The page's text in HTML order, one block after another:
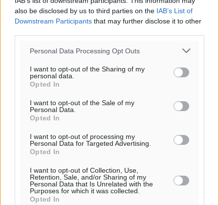
also be disclosed by us to third parties on the IAB’s List of
Downstream Participants that may further disclose it to other
Personal Data Processing Opt Outs
I want to opt-out of the Sharing of my
personal data.
Opted In
I want to opt-out of the Sale of my
Personal Data.
Opted In
I want to opt-out of processing my
Personal Data for Targeted Advertising.
Opted In
I want to opt-out of Collection, Use,
Retention, Sale, and/or Sharing of my
Personal Data that Is Unrelated with the
Purposes for which it was collected.
Opted In
Συναυλία με τον Γιάννη Κότσιρα στις 21 Αυγούστου
Έκτακτη συνεδρίαση της Δημοτικής Επιτροπής Ρόδου
αύριο Παρασκευή 7 Αυγούστου
Τοπικές Ειδήσεις• πριν 16 λεπτά
ΑΕΡΑ: Δεν σταματάει να ενισχύεται, νέο απόκτημα ο
Μητρόπουλος
Κλεάνθης: Δουλειές μετά ευχαριστιών στο γήπεδο,
ατομικό για δύο
Αθλητικά• πριν 34 λεπτά